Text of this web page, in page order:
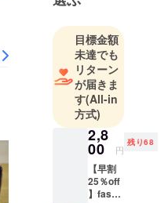
イツの良い
ものを日本
へ紹介する
商社として
さまざまな
商品を輸
入・販売し
てきまし
具体的に
目標金額
未達でも
リターン
が届きま
す(All-in
方式)
2,8
00 円
残り68
【早割
25％off
】fashy